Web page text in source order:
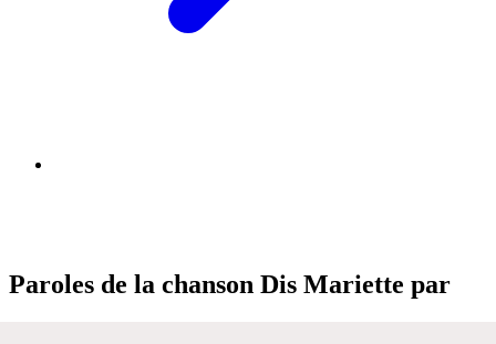
Paroles de la chanson Dis Mariette par